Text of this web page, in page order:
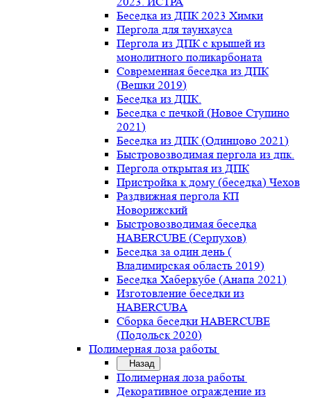
Беседка из ДПК 2023 Химки
Пергола для таунхауса
Пергола из ДПК с крышей из
монолитного поликарбоната
Современная беседка из ДПК
(Вешки 2019)
Беседка из ДПК.
Беседка с печкой (Новое Ступино
2021)
Беседка из ДПК (Одинцово 2021)
Быстровозводимая пергола из дпк.
Пергола открытая из ДПК
Пристройка к дому (беседка) Чехов
Раздвижная пергола КП
Новорижский
Быстровозводимая беседка
HABERCUBE (Серпухов)
Беседка за один день (
Владимирская область 2019)
Беседка Хаберкубе (Анапа 2021)
Изготовление беседки из
HABERCUBA
Сборка беседки HABERCUBE
(Подольск 2020)
Полимерная лоза работы
Назад
Полимерная лоза работы
Декоративное ограждение из